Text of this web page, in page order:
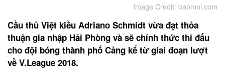
Image Credit: baomoi.com
Cầu thủ Việt kiều Adriano Schmidt vừa đạt thỏa
thuận gia nhập Hải Phòng và sẽ chính thức thi đấu
cho đội bóng thành phố Cảng kể từ giai đoạn lượt
về V.League 2018.